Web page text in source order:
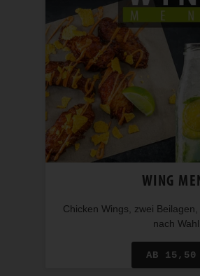
WING
Chicken Wings, zwei
nach
AB